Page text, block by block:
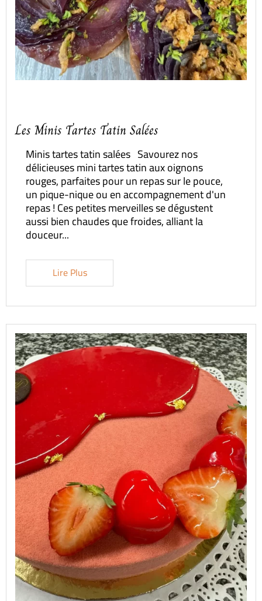
Les Minis Tartes Tatin Salées
Minis tartes tatin salées Savourez nos
délicieuses mini tartes tatin aux oignons
rouges, parfaites pour un repas sur le pouce,
un pique-nique ou en accompagnement d'un
repas ! Ces petites merveilles se dégustent
aussi bien chaudes que froides, alliant la
douceur...
Lire Plus